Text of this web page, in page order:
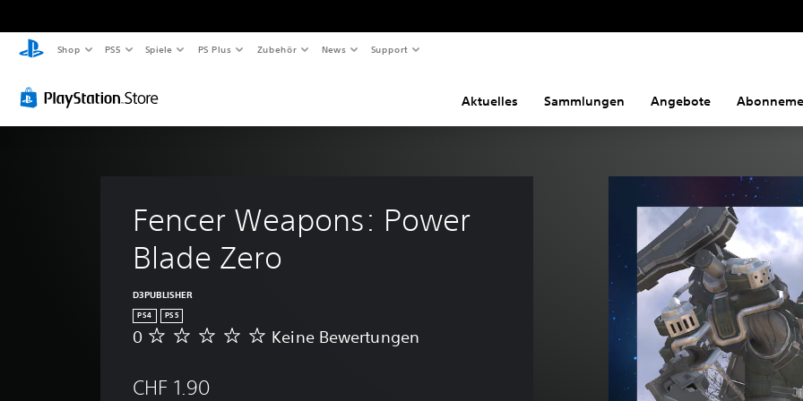
Shop PS5 Spiele PS Plus Zubehör News Support
Aktuelles Sammlungen Angebote
Fencer Weapons: Power
Blade Zero
D3PUBLISHER
PS4 PS5
K
n
0 Keine Bewertungen
CHF 1.90